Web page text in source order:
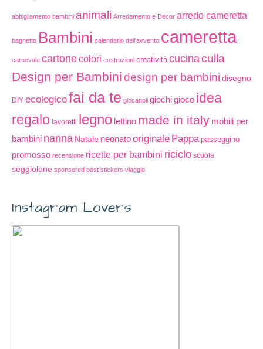
abbigliamento bambini animali Arredamento e Decor arredo cameretta
bagnetto Bambini calendario dell'avvento cameretta
carnevale cartonecolori costruzioni creatività cucinaculla
Design per Bambinidesign per bambini disegno
DIY ecologicofai da te giocattoli giochigioco idea
regalo lavoretti legno lettino made in italy mobili per
bambini nanna Natale neonatooriginale Pappa passeggino
promosso recensione ricette per bambini riciclo scuola
seggiolone sponsored post stickers viaggio
Instagram Lovers